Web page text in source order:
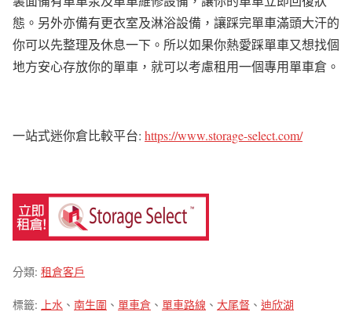
態。另外亦備有更衣室及淋浴設備，讓踩完單車滿頭大汗的
你可以先整理及休息一下。所以如果你熱愛踩單車又想找個
地方安心存放你的單車，就可以考慮租用一個專用單車倉。
一站式迷你倉比較平台: https://www.storage-select.com/
分類: 租倉客戶
標籤: 上水 、 南生圍 、 單車倉 、 單車路線 、 大尾督 、 迪欣湖